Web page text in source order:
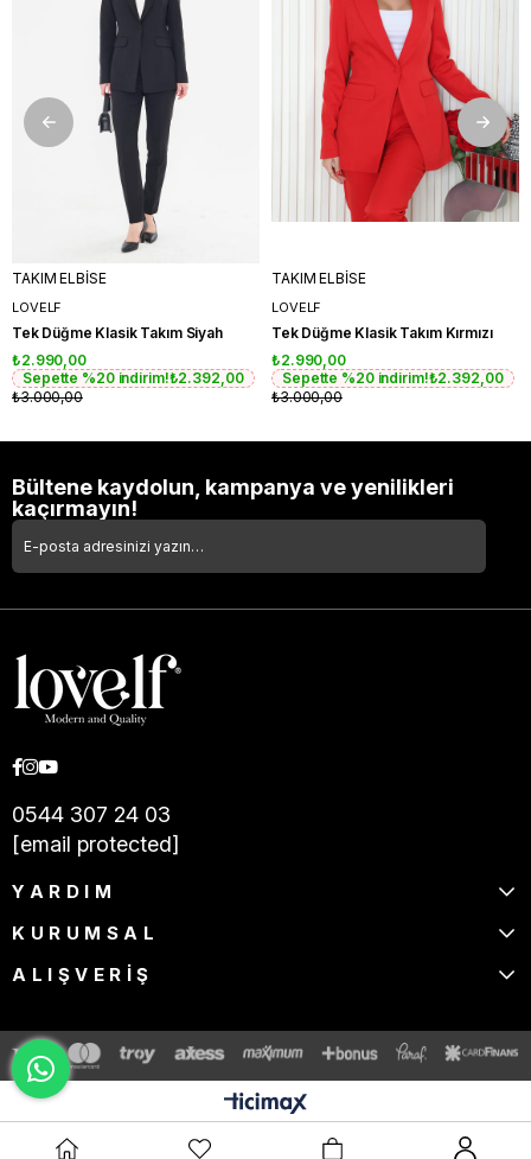
TAKIM ELBİSE
LOVELF
Tek Düğme Klasik Takım Siyah
₺2.990,00
Sepette %20 indirim!₺2.392,00
₺3.000,00
TAKIM ELBİSE
LOVELF
Tek Düğme Klasik Takım Kırmızı
₺2.990,00
Sepette %20 indirim!₺2.392,00
₺3.000,00
Bültene kaydolun, kampanya ve yenilikleri
kaçırmayın!
0544 307 24 03
[email protected]
YARDIM
KURUMSAL
ALIŞVERİŞ